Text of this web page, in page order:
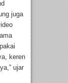
juga
keren
ujar